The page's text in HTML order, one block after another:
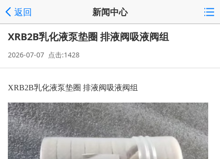
返回 新闻中心
XRB2B乳化液泵垫圈 排液阀吸液阀组
2026-07-07 点击:1428
XRB2B乳化液泵垫圈 排液阀吸液阀组